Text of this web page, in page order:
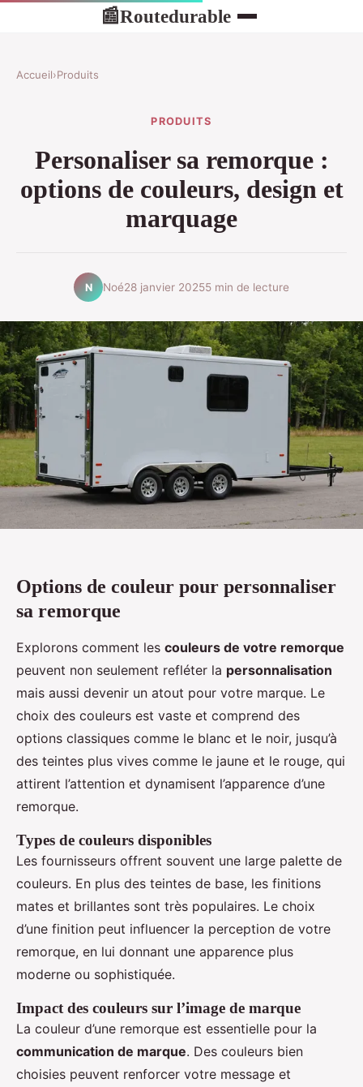
📰Routedurable
Accueil›Produits
PRODUITS
Personaliser sa remorque :
options de couleurs, design et
marquage
N Noé28 janvier 20255 min de lecture
Options de couleur pour personnaliser
sa remorque
Explorons comment les couleurs de votre remorque
peuvent non seulement refléter la personnalisation
mais aussi devenir un atout pour votre marque. Le
choix des couleurs est vaste et comprend des
options classiques comme le blanc et le noir, jusqu’à
des teintes plus vives comme le jaune et le rouge, qui
attirent l’attention et dynamisent l’apparence d’une
remorque.
Types de couleurs disponibles
Les fournisseurs offrent souvent une large palette de
couleurs. En plus des teintes de base, les finitions
mates et brillantes sont très populaires. Le choix
d’une finition peut influencer la perception de votre
remorque, en lui donnant une apparence plus
moderne ou sophistiquée.
Impact des couleurs sur l’image de marque
La couleur d’une remorque est essentielle pour la
communication de marque. Des couleurs bien
choisies peuvent renforcer votre message et